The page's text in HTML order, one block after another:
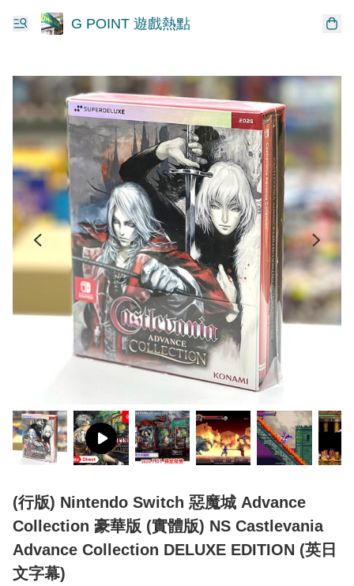
G POINT 遊戲熱點
(行版) Nintendo Switch 惡魔城 Advance
Collection 豪華版 (實體版) NS Castlevania
Advance Collection DELUXE EDITION (英日
文字幕)